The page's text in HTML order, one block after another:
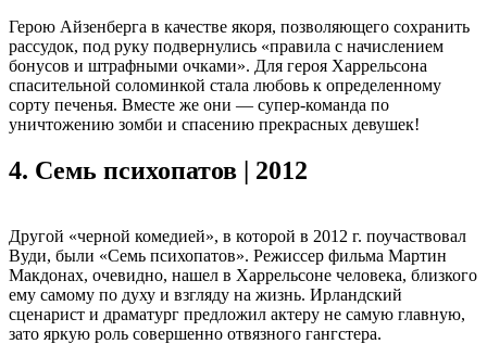
Герою Айзенберга в качестве якоря, позволяющего сохранить
рассудок, под руку подвернулись «правила с начислением
бонусов и штрафными очками». Для героя Харрельсона
спасительной соломинкой стала любовь к определенному
сорту печенья. Вместе же они — супер-команда по
уничтожению зомби и спасению прекрасных девушек!
4. Семь психопатов | 2012
Другой «черной комедией», в которой в 2012 г. поучаствовал
Вуди, были «Семь психопатов». Режиссер фильма Мартин
Макдонах, очевидно, нашел в Харрельсоне человека, близкого
ему самому по духу и взгляду на жизнь. Ирландский
сценарист и драматург предложил актеру не самую главную,
зато яркую роль совершенно отвязного гангстера.